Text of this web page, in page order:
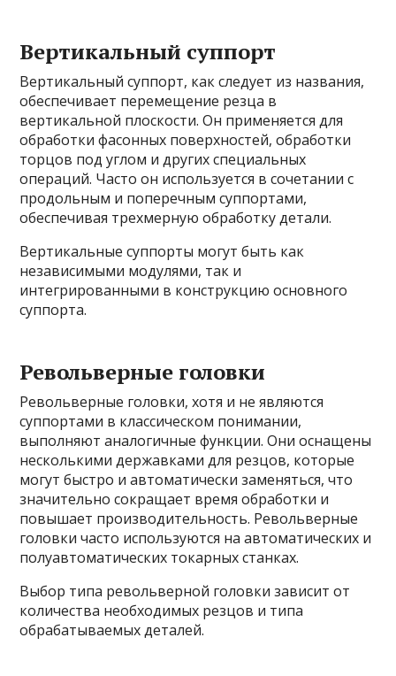
Вертикальный суппорт
Вертикальный суппорт, как следует из названия,
обеспечивает перемещение резца в
вертикальной плоскости. Он применяется для
обработки фасонных поверхностей, обработки
торцов под углом и других специальных
операций. Часто он используется в сочетании с
продольным и поперечным суппортами,
обеспечивая трехмерную обработку детали.
Вертикальные суппорты могут быть как
независимыми модулями, так и
интегрированными в конструкцию основного
суппорта.
Револьверные головки
Револьверные головки, хотя и не являются
суппортами в классическом понимании,
выполняют аналогичные функции. Они оснащены
несколькими державками для резцов, которые
могут быстро и автоматически заменяться, что
значительно сокращает время обработки и
повышает производительность. Револьверные
головки часто используются на автоматических и
полуавтоматических токарных станках.
Выбор типа револьверной головки зависит от
количества необходимых резцов и типа
обрабатываемых деталей.